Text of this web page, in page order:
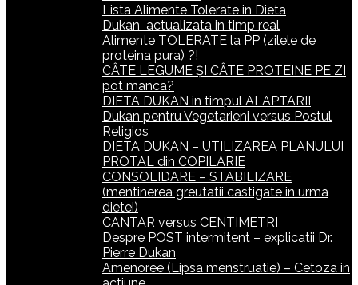
Lista Alimente Tolerate in Dieta
Dukan_actualizata in timp real
Alimente TOLERATE la PP (zilele de
proteina pura) ?!
CÂTE LEGUME ȘI CÂTE PROTEINE PE ZI
pot manca?
DIETA DUKAN in timpul ALAPTARII
Dukan pentru Vegetarieni versus Postul
Religios
DIETA DUKAN – UTILIZAREA PLANULUI
PROTAL din COPILARIE
CONSOLIDARE – STABILIZARE
(mentinerea greutatii castigate in urma
dietei)
CANTAR versus CENTIMETRI
Despre POST intermitent – explicatii Dr.
Pierre Dukan
Amenoree (Lipsa menstruatie) – Cetoza in